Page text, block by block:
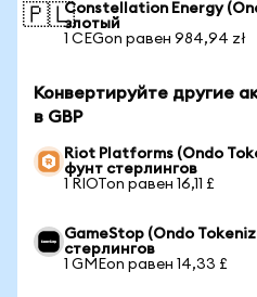
🇵🇱Constellation Energy
злотый
1 CEGon равен 984,94 zł
Конвертируйте другие
в GBP
Riot Platforms (Ondo
фунт стерлингов
1 RIOTon равен 16,11 £
GameStop (Ondo
стерлингов
1 GMEon равен 14,33 £